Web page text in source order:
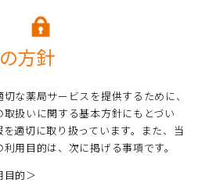
方針
な薬局サービスを提供するために、
扱いに関する基本方針にもとづい
適切に取り扱っています。また、当
用目的は、次に掲げる事項です。
目的＞